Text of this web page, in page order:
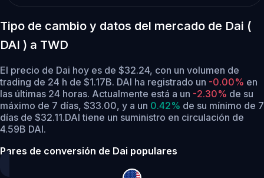
Tipo de cambio y datos del mercado de Dai (
DAI ) a TWD
El precio de Dai hoy es de $32.24, con un volumen de
trading de 24 h de $1.17B. DAI ha registrado un -0.00% en
las últimas 24 horas. Actualmente está a un -2.30% de su
máximo de 7 días, $33.00, y a un 0.42% de su mínimo de 7
días de $32.11.DAI tiene un suministro en circulación de
4.59B DAI.
Pares de conversión de Dai populares